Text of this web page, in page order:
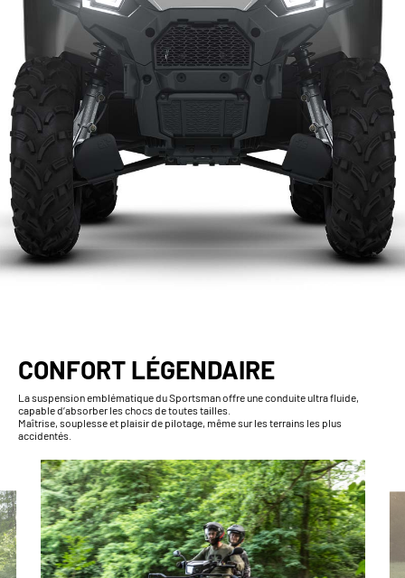
CONFORT LÉGENDAIRE
La suspension emblématique du Sportsman offre une conduite ultra fluide,
capable d’absorber les chocs de toutes tailles.
Maîtrise, souplesse et plaisir de pilotage, même sur les terrains les plus
accidentés.